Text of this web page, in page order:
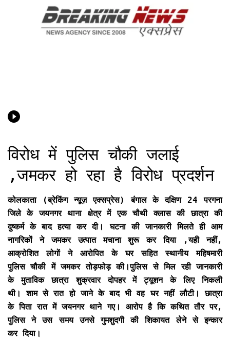
विरोध में पुलिस चौकी जलाई
,जमकर हो रहा है विरोध प्रदर्शन
कोलकाता (ब्रेकिंग न्यूज़ एक्सप्रेस) बंगाल के दक्षिण 24 परगना
जिले के जयनगर थाना क्षेत्र में एक चौथी क्लास की छात्रा की
दुष्कर्म के बाद हत्या कर दी। घटना की जानकारी मिलते ही आम
नागरिकों ने जमकर उत्पात मचाना शुरू कर दिया ,यही नहीं,
आक्रोशित लोगों ने आरोपित के घर सहित स्थानीय महिषमारी
पुलिस चौकी में जमकर तोड़फोड़ की।पुलिस से मिल रही जानकारी
के मुताविक छात्रा शुक्रवार दोपहर में ट्यूशन के लिए निकली
थी। शाम से रात हो जाने के बाद भी वह घर नहीं लौटी। छात्रा
के पिता रात में जयनगर थाने गए। आरोप है कि कथित तौर पर,
पुलिस ने उस समय उनसे गुमशुदगी की शिकायत लेने से इन्कार
कर दिया।